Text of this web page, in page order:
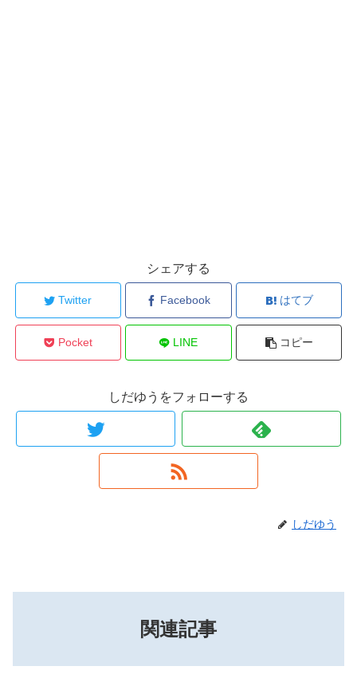
シェアする
Twitter Facebook はてブ
Pocket LINE コピー
しだゆうをフォローする
しだゆう
関連記事